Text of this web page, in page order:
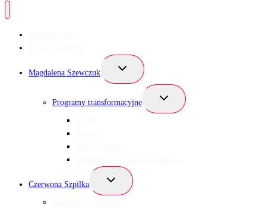
Magdalena Szewczuk
Przełącz
podrzędne
Programy transformacyjne
Przełącz
podrzędne
Czerwona Szpilka
Przełącz
podrzędne